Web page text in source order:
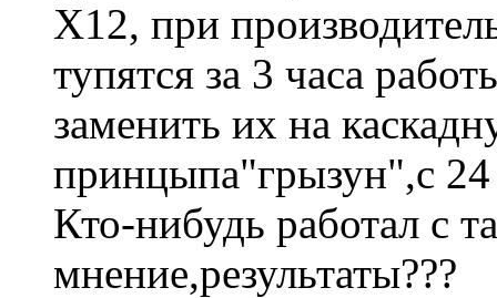
Х12, при
тупятся за 3 часа
заменить их на
принцыпа"грызун",с
Кто-нибудь работал с
мнение,результаты???